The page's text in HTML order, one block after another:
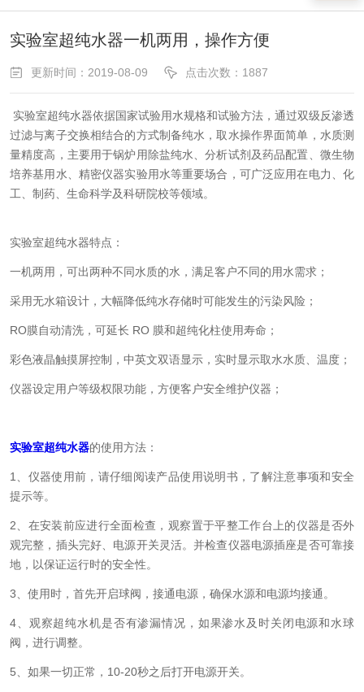
实验室超纯水器一机两用，操作方便
更新时间：2019-08-09 点击次数：1887
实验室超纯水器依据国家试验用水规格和试验方法，通过双级反渗透
过滤与离子交换相结合的方式制备纯水，取水操作界面简单，水质测
量精度高，主要用于锅炉用除盐纯水、分析试剂及药品配置、微生物
培养基用水、精密仪器实验用水等重要场合，可广泛应用在电力、化
工、制药、生命科学及科研院校等领域。
实验室超纯水器特点：
一机两用，可出两种不同水质的水，满足客户不同的用水需求；
采用无水箱设计，大幅降低纯水存储时可能发生的污染风险；
RO膜自动清洗，可延长 RO 膜和超纯化柱使用寿命；
彩色液晶触摸屏控制，中英文双语显示，实时显示取水水质、温度；
仪器设定用户等级权限功能，方便客户安全维护仪器；
实验室超纯水器的使用方法：
1、仪器使用前，请仔细阅读产品使用说明书，了解注意事项和安全
提示等。
2、在安装前应进行全面检查，观察置于平整工作台上的仪器是否外
观完整，插头完好、电源开关灵活。并检查仪器电源插座是否可靠接
地，以保证运行时的安全性。
3、使用时，首先开启球阀，接通电源，确保水源和电源均接通。
4、观察超纯水机是否有渗漏情况，如果渗水及时关闭电源和水球
阀，进行调整。
5、如果一切正常，10-20秒之后打开电源开关。